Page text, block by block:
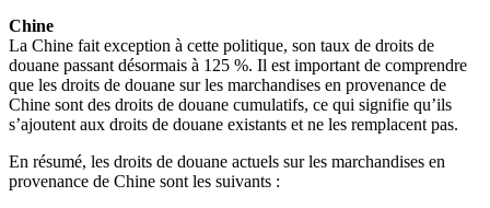
Chine
La Chine fait exception à cette politique, son taux de droits de
douane passant désormais à 125 %. Il est important de comprendre
que les droits de douane sur les marchandises en provenance de
Chine sont des droits de douane cumulatifs, ce qui signifie qu’ils
s’ajoutent aux droits de douane existants et ne les remplacent pas.
En résumé, les droits de douane actuels sur les marchandises en
provenance de Chine sont les suivants :